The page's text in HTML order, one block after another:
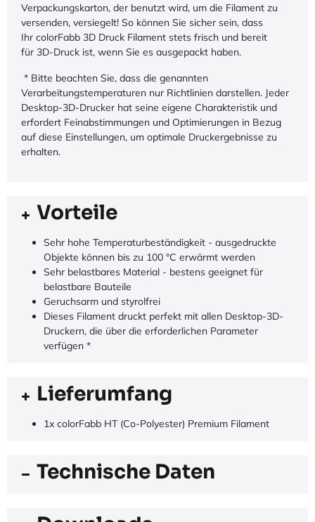
Verpackungskarton, der benutzt wird, um die Filament zu
versenden, versiegelt! So können Sie sicher sein, dass
Ihr colorFabb 3D Druck Filament stets frisch und bereit
für 3D-Druck ist, wenn Sie es ausgepackt haben.
* Bitte beachten Sie, dass die genannten
Verarbeitungstemperaturen nur Richtlinien darstellen. Jeder
Desktop-3D-Drucker hat seine eigene Charakteristik und
erfordert Feinabstimmungen und Optimierungen in Bezug
auf diese Einstellungen, um optimale Druckergebnisse zu
erhalten.
Vorteile
Sehr hohe Temperaturbeständigkeit - ausgedruckte
Objekte können bis zu 100 °C erwärmt werden
Sehr belastbares Material - bestens geeignet für
belastbare Bauteile
Geruchsarm und styrolfrei
Dieses Filament druckt perfekt mit allen Desktop-3D-
Druckern, die über die erforderlichen Parameter
verfügen *
Lieferumfang
1x colorFabb HT (Co-Polyester) Premium Filament
Technische Daten